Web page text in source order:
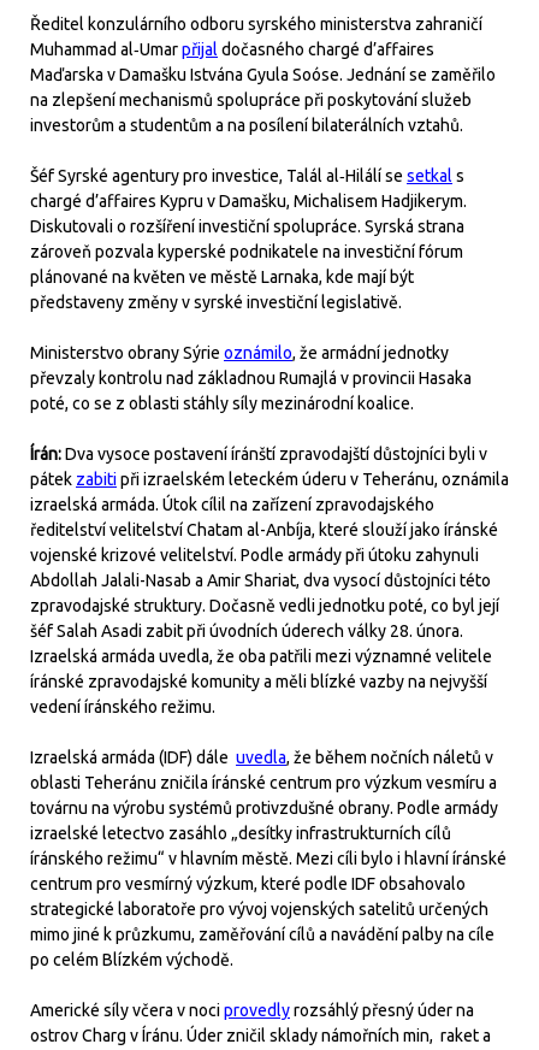
Ředitel konzulárního odboru syrského ministerstva zahraničí
Muhammad al‑Umarpřijal dočasného chargé d’affaires
Maďarska v Damašku Istvána Gyula Soóse. Jednání se zaměřilo
na zlepšení mechanismů spolupráce při poskytování služeb
investorům a studentům a na posílení bilaterálních vztahů.
Šéf Syrské agentury pro investice, Talál al‑Hilálí se setkal s
chargé d’affaires Kypru v Damašku, Michalisem Hadjikerym.
Diskutovali o rozšíření investiční spolupráce. Syrská strana
zároveň pozvala kyperské podnikatele na investiční fórum
plánované na květen ve městě Larnaka, kde mají být
představeny změny v syrské investiční legislativě.
Ministerstvo obrany Sýrie oznámilo, že armádní jednotky
převzaly kontrolu nad základnou Rumajlá v provincii Hasaka
poté, co se z oblasti stáhly síly mezinárodní koalice.
Írán:Dva vysoce postavení íránští zpravodajští důstojníci byli v
pátek zabitipři izraelském leteckém úderu v Teheránu, oznámila
izraelská armáda. Útok cílil na zařízení zpravodajského
ředitelství velitelství Chatam al-Anbíja, které slouží jako íránské
vojenské krizové velitelství. Podle armády při útoku zahynuli
Abdollah Jalali-Nasab a Amir Shariat, dva vysocí důstojníci této
zpravodajské struktury. Dočasně vedli jednotku poté, co byl její
šéf Salah Asadi zabit při úvodních úderech války 28. února.
Izraelská armáda uvedla, že oba patřili mezi významné velitele
íránské zpravodajské komunity a měli blízké vazby na nejvyšší
vedení íránského režimu.
Izraelská armáda (IDF) dále uvedla, že během nočních náletů v
oblasti Teheránu zničila íránské centrum pro výzkum vesmíru a
továrnu na výrobu systémů protivzdušné obrany. Podle armády
izraelské letectvo zasáhlo „desítky infrastrukturních cílů
íránského režimu“ v hlavním městě. Mezi cíli bylo i hlavní íránské
centrum pro vesmírný výzkum, které podle IDF obsahovalo
strategické laboratoře pro vývoj vojenských satelitů určených
mimo jiné k průzkumu, zaměřování cílů a navádění palby na cíle
po celém Blízkém východě.
Americké síly včera v nociprovedlyrozsáhlý přesný úder na
ostrov Charg v Íránu. Úder zničil sklady námořních min, raket a